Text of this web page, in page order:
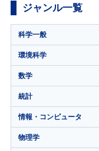
ジャンル一覧
科学一般
環境科学
数学
統計
情報・コンピュータ
物理学